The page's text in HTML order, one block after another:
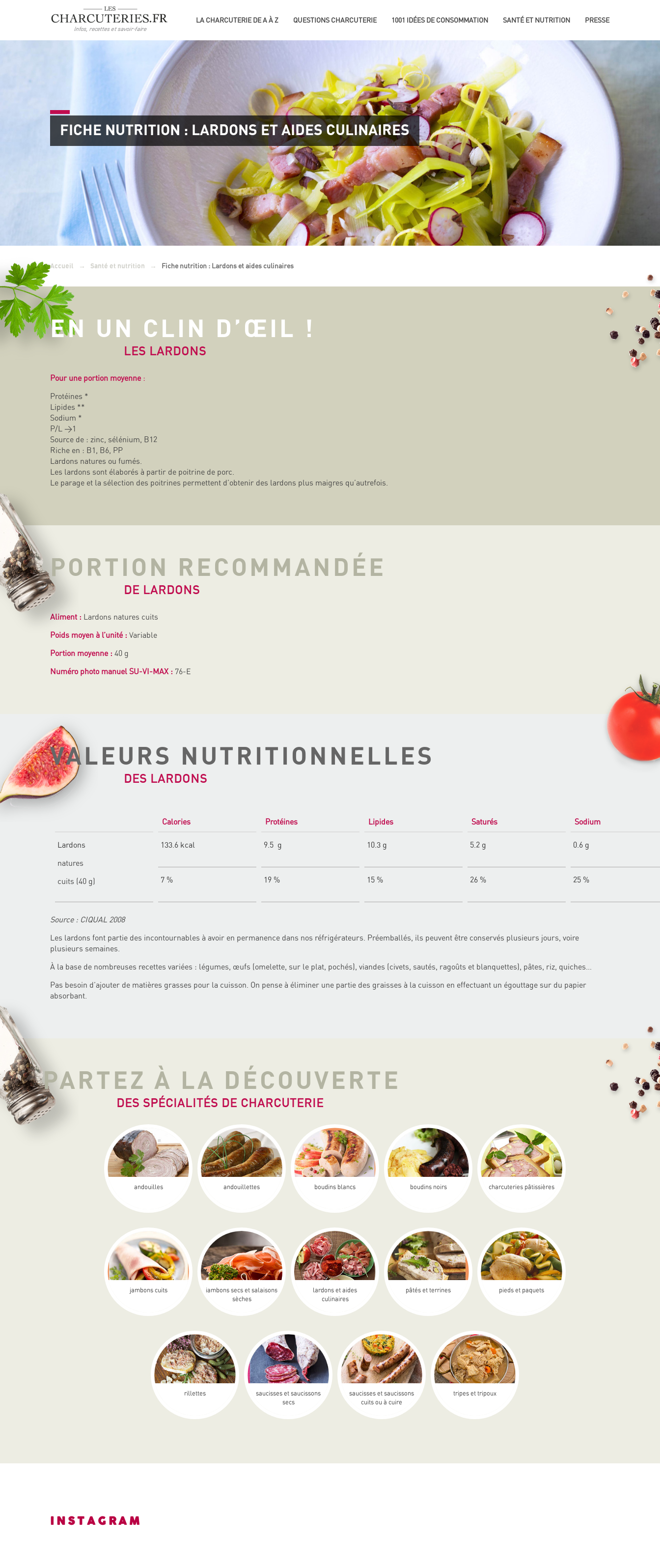
LA CHARCUTERIE DE A À Z QUESTIONS CHARCUTERIE 1001 IDÉES DE CONSOMMATION SANTÉ ET NUTRITION PRESSE
FICHE NUTRITION : LARDONS ET AIDES CULINAIRES
Accueil → Santé et nutrition → Fiche nutrition : Lardons et aides culinaires
EN UN CLIN D’ŒIL !
LES LARDONS
Pour une portion moyenne :
Protéines *
Lipides **
Sodium *
P/L >1
Source de : zinc, sélénium, B12
Riche en : B1, B6, PP
Lardons natures ou fumés.
Les lardons sont élaborés à partir de poitrine de porc.
Le parage et la sélection des poitrines permettent d’obtenir des lardons plus maigres qu’autrefois.
PORTION RECOMMANDÉE
DE LARDONS
Aliment : Lardons natures cuits
Poids moyen à l’unité : Variable
Portion moyenne : 40 g
Numéro photo manuel SU-VI-MAX : 76-E
VALEURS NUTRITIONNELLES
DES LARDONS
Calories Protéines Lipides Saturés Sodium
Lardons
natures
cuits (40 g)
133.6 kcal 9.5 g 10.3 g 5.2 g 0.6 g
7 % 19 % 15 % 26 % 25 %
Source : CIQUAL 2008
Les lardons font partie des incontournables à avoir en permanence dans nos réfrigérateurs. Préemballés, ils peuvent être conservés plusieurs jours, voire
plusieurs semaines.
À la base de nombreuses recettes variées : légumes, œufs (omelette, sur le plat, pochés), viandes (civets, sautés, ragoûts et blanquettes), pâtes, riz, quiches…
Pas besoin d’ajouter de matières grasses pour la cuisson. On pense à éliminer une partie des graisses à la cuisson en effectuant un égouttage sur du papier
absorbant.
PARTEZ À LA DÉCOUVERTE
DES SPÉCIALITÉS DE CHARCUTERIE
andouilles andouillettes boudins blancs boudins noirs charcuteries pâtissières
jambons cuits
jambons secs et salaisons
sèches
lardons et aides
culinaires
pâtés et terrines pieds et paquets
rillettes
saucisses et saucissons
secs
saucisses et saucissons
cuits ou à cuire
tripes et tripoux
INSTAGRAM